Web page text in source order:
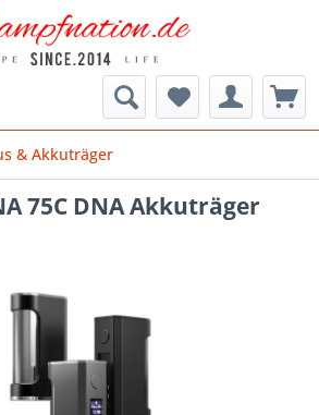
& Akkuträger
75C DNA Akkuträger